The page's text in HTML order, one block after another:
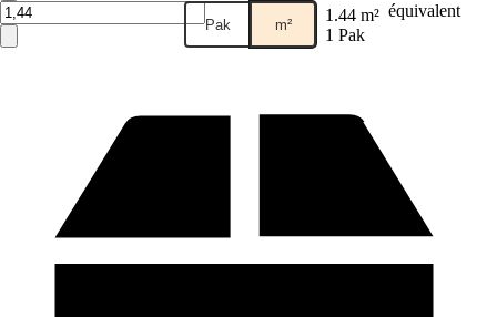
Pak m² 1.44 m² équivalent
1 Pak